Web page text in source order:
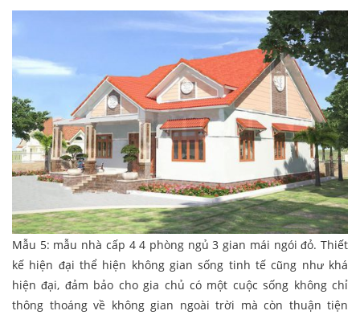
Mẫu 5: mẫu nhà cấp 4 4 phòng ngủ 3 gian mái ngói đỏ. Thiết
kế hiện đại thể hiện không gian sống tinh tế cũng như khá
hiện đại, đảm bảo cho gia chủ có một cuộc sống không chỉ
thông thoáng về không gian ngoài trời mà còn thuận tiện